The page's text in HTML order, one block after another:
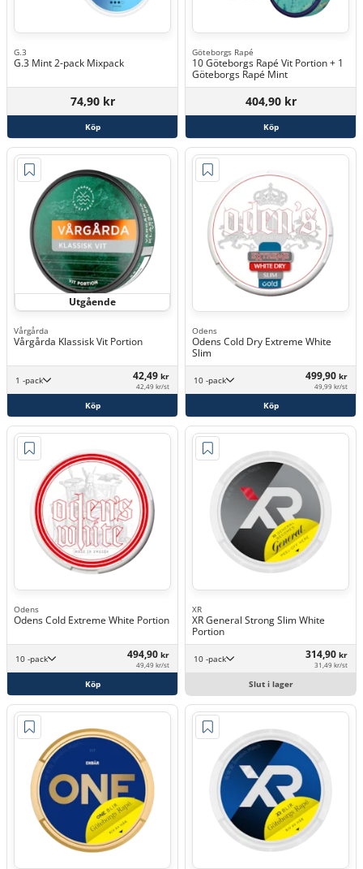
G.3
G.3 Mint 2-pack Mixpack
74,90 kr
Köp
Göteborgs Rapé
10 Göteborgs Rapé Vit Portion + 1
Göteborgs Rapé Mint
404,90 kr
Köp
Utgående
Vårgårda
Vårgårda Klassisk Vit Portion
1 -pack 42,49 kr
42,49 kr/st
Köp
Odens
Odens Cold Dry Extreme White
Slim
10 -pack 499,90 kr
49,99 kr/st
Köp
Odens
Odens Cold Extreme White Portion
10 -pack 494,90 kr
49,49 kr/st
Köp
XR
XR General Strong Slim White
Portion
10 -pack 314,90 kr
31,49 kr/st
Slut i lager